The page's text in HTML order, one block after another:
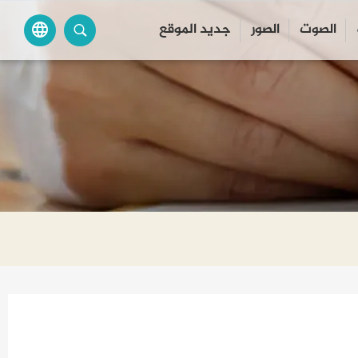
الصوت الصور جديد الموقع language